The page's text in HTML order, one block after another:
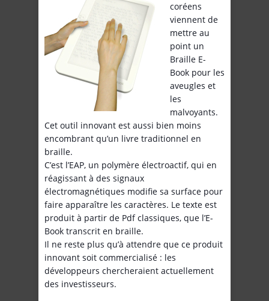
coréens
viennent de
mettre au
point un
Braille E-
Book pour les
aveugles et
les
malvoyants.
Cet outil innovant est aussi bien moins
encombrant qu’un livre traditionnel en
braille.
C’est l’EAP, un polymère électroactif, qui en
réagissant à des signaux
électromagnétiques modifie sa surface pour
faire apparaître les caractères. Le texte est
produit à partir de Pdf classiques, que l’E-
Book transcrit en braille.
Il ne reste plus qu’à attendre que ce produit
innovant soit commercialisé : les
développeurs chercheraient actuellement
des investisseurs.